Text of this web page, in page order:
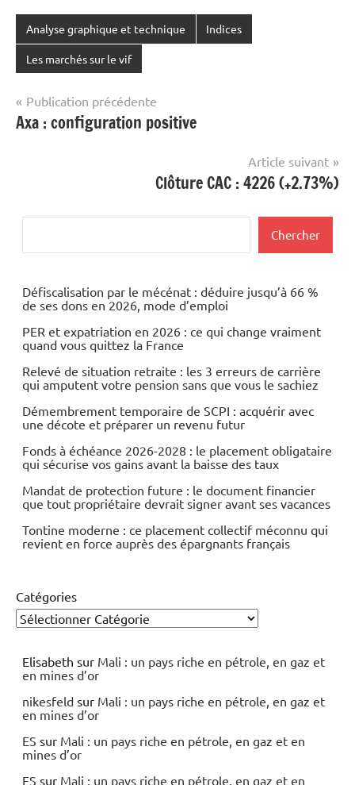
Analyse graphique et technique Indices
Les marchés sur le vif
Navigation
de
Publication précédente
Axa : configuration positive
Article suivant
Clôture CAC : 4226 (+2.73%)
Chercher
Défiscalisation par le mécénat : déduire jusqu’à 66 %
de ses dons en 2026, mode d’emploi
PER et expatriation en 2026 : ce qui change vraiment
quand vous quittez la France
Relevé de situation retraite : les 3 erreurs de carrière
qui amputent votre pension sans que vous le sachiez
Démembrement temporaire de SCPI : acquérir avec
une décote et préparer un revenu futur
Fonds à échéance 2026-2028 : le placement obligataire
qui sécurise vos gains avant la baisse des taux
Mandat de protection future : le document financier
que tout propriétaire devrait signer avant ses vacances
Tontine moderne : ce placement collectif méconnu qui
revient en force auprès des épargnants français
Catégories
Elisabeth sur Mali : un pays riche en pétrole, en gaz et
en mines d’or
nikesfeld sur Mali : un pays riche en pétrole, en gaz et
en mines d’or
ES sur Mali : un pays riche en pétrole, en gaz et en
mines d’or
ES sur Mali : un pays riche en pétrole, en gaz et en